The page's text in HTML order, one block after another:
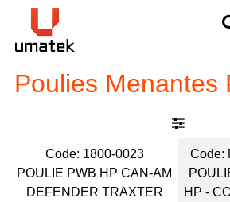
Poulies Menantes
Code: 1800-0023
POULIE PWB HP CAN-AM
DEFENDER TRAXTER
Code:
HP -